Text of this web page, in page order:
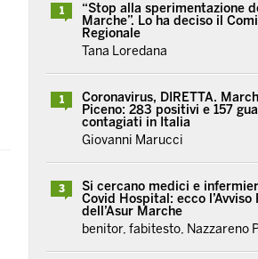
1
“Stop alla sperimentazione
Marche”. Lo ha deciso il
Regionale
Tana Loredana
1
Coronavirus, DIRETTA.
Piceno: 283 positivi e 157
contagiati in Italia
Giovanni Marucci
3
Si cercano medici e
Covid Hospital: ecco l’Avviso
dell’Asur Marche
benitor, fabitesto, Nazzareno